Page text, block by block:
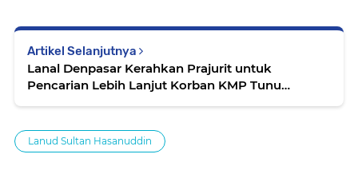
Artikel Selanjutnya
Lanal Denpasar Kerahkan Prajurit untuk
Pencarian Lebih Lanjut Korban KMP Tunu
Lanud Sultan Hasanuddin